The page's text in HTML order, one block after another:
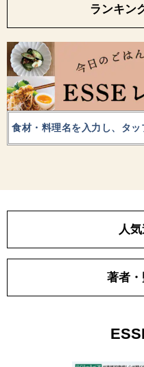
ランキン
人
著者